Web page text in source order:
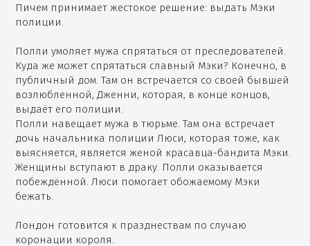
Пичем принимает жестокое решение: выдать Мэки
полиции.
Полли умоляет мужа спрятаться от преследователей.
Куда же может спрятаться славный Мэки? Конечно, в
публичный дом. Там он встречается со своей бывшей
возлюбленной, Дженни, которая, в конце концов,
выдаёт его полиции.
Полли навещает мужа в тюрьме. Там она встречает
дочь начальника полиции Люси, которая тоже, как
выясняется, является женой красавца-бандита Мэки.
Женщины вступают в драку. Полли оказывается
побеждённой. Люси помогает обожаемому Мэки
бежать.
Лондон готовится к празднествам по случаю
коронации короля.